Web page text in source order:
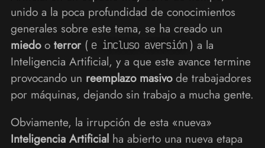
unido a la poca profundidad de conocimientos
generales sobre este tema, se ha creado un
miedoo terror( e incluso aversión ) a la
Inteligencia Artificial, y a que este avance termine
provocando un reemplazo masivode trabajadores
por máquinas, dejando sin trabajo a mucha gente.
Obviamente, la irrupción de esta «nueva»
Inteligencia Artificialha abierto una nueva etapa